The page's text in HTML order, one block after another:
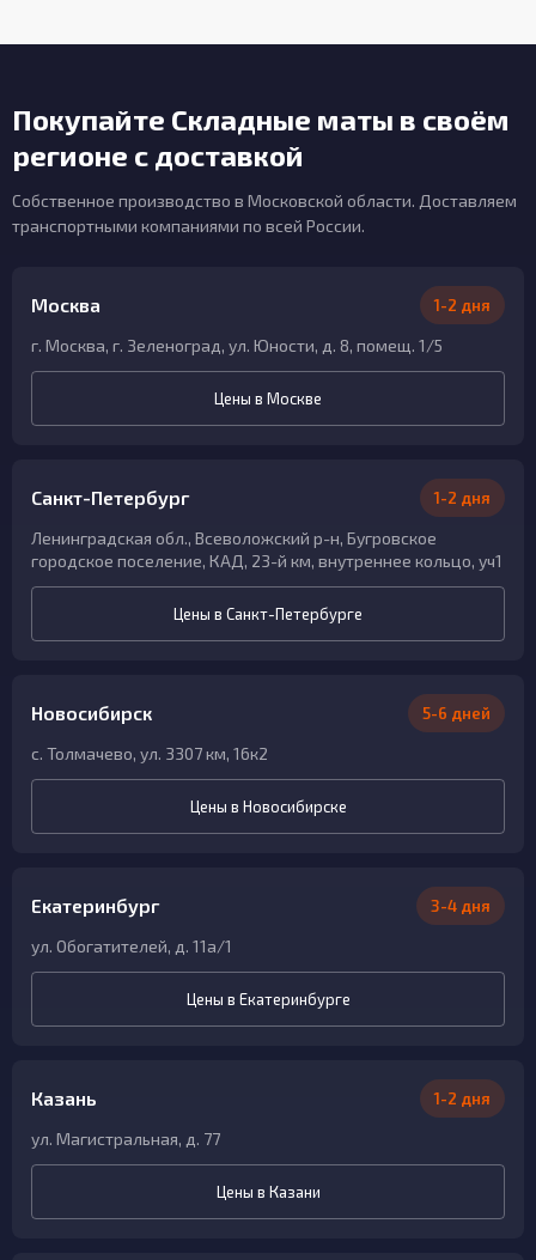
Покупайте Складные маты в своём
регионе с доставкой
Собственное производство в Московской области. Доставляем
транспортными компаниями по всей России.
Москва 1-2 дня
г. Москва, г. Зеленоград, ул. Юности, д. 8, помещ. 1/5
Цены в Москве
Санкт-Петербург 1-2 дня
Ленинградская обл., Всеволожский р-н, Бугровское
городское поселение, КАД, 23-й км, внутреннее кольцо, уч1
Цены в Санкт-Петербурге
Новосибирск 5-6 дней
с. Толмачево, ул. 3307 км, 16к2
Цены в Новосибирске
Екатеринбург 3-4 дня
ул. Обогатителей, д. 11а/1
Цены в Екатеринбурге
Казань 1-2 дня
ул. Магистральная, д. 77
Цены в Казани